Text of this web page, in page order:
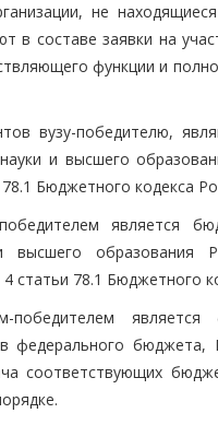
не
в составе заявки на
функции и
вузу-победителю,
и высшего
Бюджетного кодекса
является
высшего образования
статьи 78.1 Бюджетного
является
федерального
соответствующих